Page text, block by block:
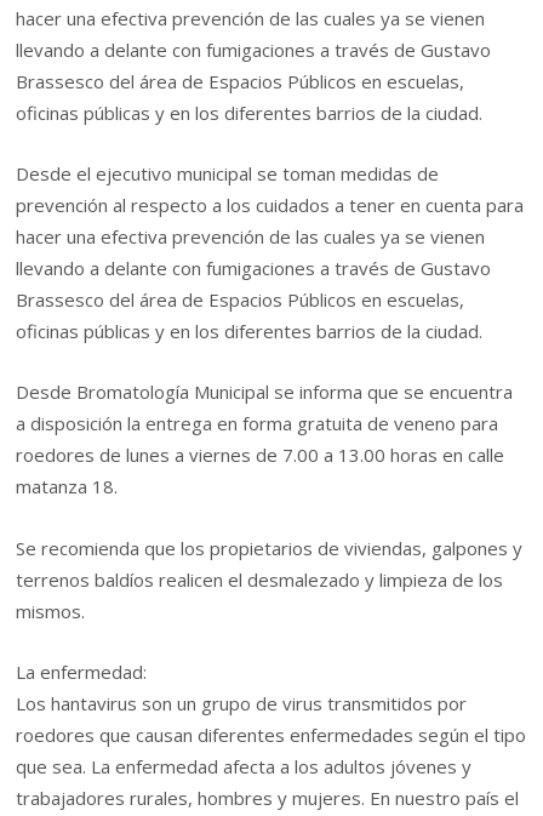
hacer una efectiva prevención de las cuales ya se vienen
llevando a delante con fumigaciones a través de Gustavo
Brassesco del área de Espacios Públicos en escuelas,
oficinas públicas y en los diferentes barrios de la ciudad.
Desde el ejecutivo municipal se toman medidas de
prevención al respecto a los cuidados a tener en cuenta para
hacer una efectiva prevención de las cuales ya se vienen
llevando a delante con fumigaciones a través de Gustavo
Brassesco del área de Espacios Públicos en escuelas,
oficinas públicas y en los diferentes barrios de la ciudad.
Desde Bromatología Municipal se informa que se encuentra
a disposición la entrega en forma gratuita de veneno para
roedores de lunes a viernes de 7.00 a 13.00 horas en calle
matanza 18.
Se recomienda que los propietarios de viviendas, galpones y
terrenos baldíos realicen el desmalezado y limpieza de los
mismos.
La enfermedad:
Los hantavirus son un grupo de virus transmitidos por
roedores que causan diferentes enfermedades según el tipo
que sea. La enfermedad afecta a los adultos jóvenes y
trabajadores rurales, hombres y mujeres. En nuestro país el